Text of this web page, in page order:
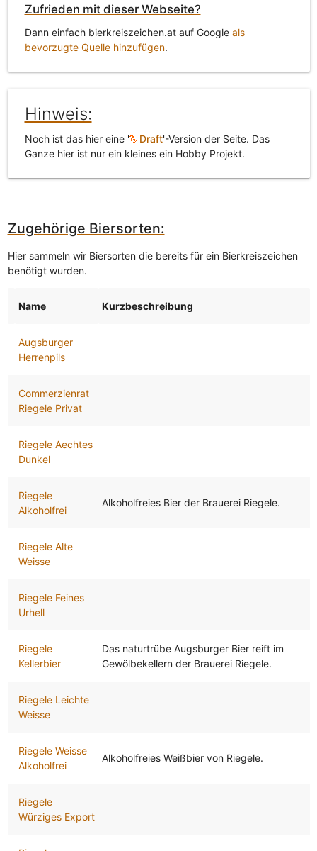
Zufrieden mit dieser Webseite?
Dann einfach bierkreiszeichen.at auf Google als
bevorzugte Quelle hinzufügen.
Hinweis:
Noch ist das hier eine ' Draft'-Version der Seite. Das
Ganze hier ist nur ein kleines ein Hobby Projekt.
Zugehörige Biersorten:
Hier sammeln wir Biersorten die bereits für ein Bierkreiszeichen
benötigt wurden.
Name Kurzbeschreibung
Augsburger
Herrenpils
Commerzienrat
Riegele Privat
Riegele Aechtes
Dunkel
Riegele
Alkoholfrei
Alkoholfreies Bier der Brauerei Riegele.
Riegele Alte
Weisse
Riegele Feines
Urhell
Riegele
Kellerbier
Das naturtrübe Augsburger Bier reift im
Gewölbekellern der Brauerei Riegele.
Riegele Leichte
Weisse
Riegele Weisse
Alkoholfrei
Alkoholfreies Weißbier von Riegele.
Riegele
Würziges Export